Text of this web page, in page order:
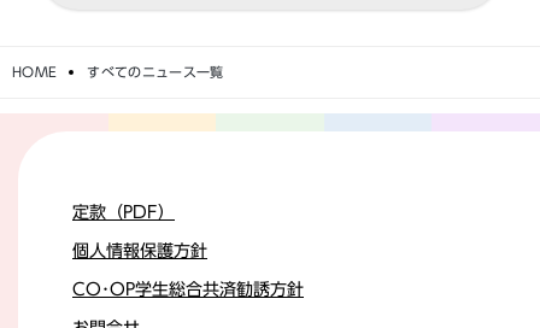
HOME すべてのニュース一覧
定款（PDF）
個人情報保護方針
CO･OP学生総合共済勧誘方針